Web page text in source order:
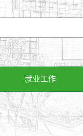
就业工作